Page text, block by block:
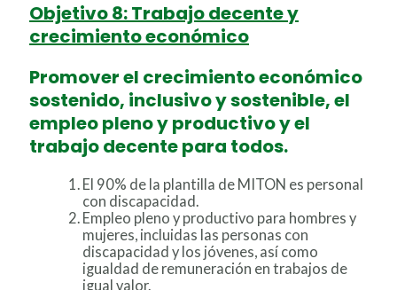
Objetivo 8: Trabajo decente y
crecimiento económico
Promover el crecimiento económico
sostenido, inclusivo y sostenible, el
empleo pleno y productivo y el
trabajo decente para todos.
El 90% de la plantilla de MITON es personal
con discapacidad.
Empleo pleno y productivo para hombres y
mujeres, incluidas las personas con
discapacidad y los jóvenes, así como
igualdad de remuneración en trabajos de
igual valor.